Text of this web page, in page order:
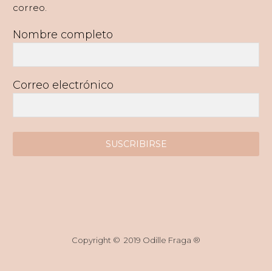
correo.
Nombre completo
Correo electrónico
SUSCRIBIRSE
Copyright © 2019 Odille Fraga ®